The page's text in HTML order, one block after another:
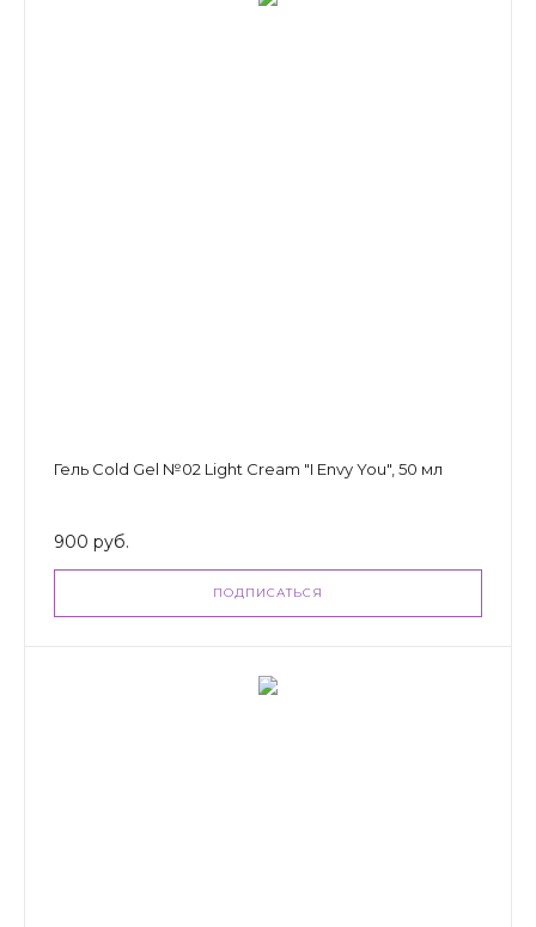
Гель Cold Gel №02 Light Cream "I Envy You", 50 мл
900 руб.
ПОДПИСАТЬСЯ